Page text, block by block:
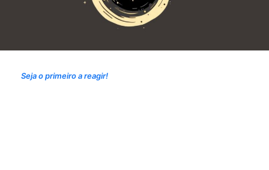
Seja o primeiro a reagir!